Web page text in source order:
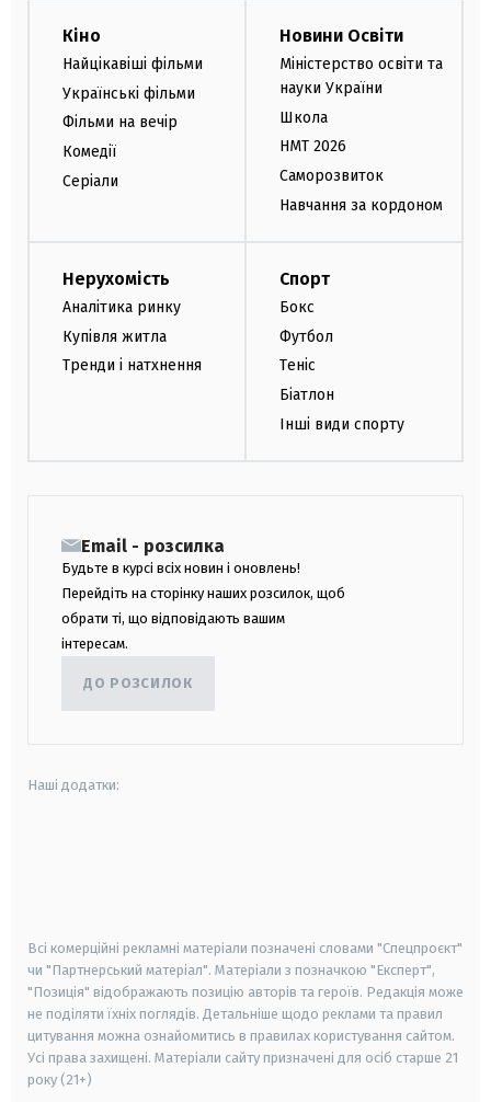
Кіно
Найцікавіші фільми
Українські фільми
Фільми на вечір
Комедії
Серіали
Новини Освіти
Міністерство освіти та
науки України
Школа
НМТ 2026
Саморозвиток
Навчання за кордоном
Нерухомість
Аналітика ринку
Купівля житла
Тренди і натхнення
Спорт
Бокс
Футбол
Теніс
Біатлон
Інші види спорту
Email - розсилка
Будьте в курсі всіх новин і оновлень!
Перейдіть на сторінку наших розсилок, щоб
обрати ті, що відповідають вашим
інтересам.
ДО РОЗСИЛОК
Наші додатки:
Всі комерційні рекламні матеріали позначені словами "Спецпроєкт"
чи "Партнерський матеріал". Матеріали з позначкою "Експерт",
"Позиція" відображають позицію авторів та героїв. Редакція може
не поділяти їхніх поглядів. Детальніше щодо реклами та правил
цитування можна ознайомитись в правилах користування сайтом.
Усі права захищені. Матеріали сайту призначені для осіб старше 21
року (21+)